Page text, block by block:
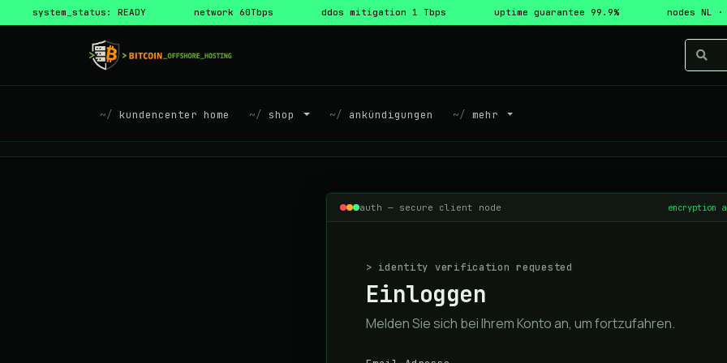
system_status: READY network 60Tbps ddos mitigation 1 Tbps uptime guarantee 99.9% nodes NL ·
kundencenter home shop ankündigungen mehr
auth — secure client node encryption
> identity verification requested
Einloggen
Melden Sie sich bei Ihrem Konto an, um fortzufahren.